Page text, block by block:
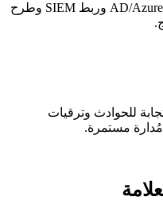
تصميم السياسات وتكامل AD/Azure AD وربط SIEM وطرح
للحوادث وترقيات
مستمرة.